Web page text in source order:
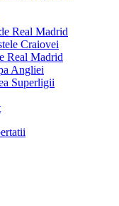
Real Madrid
Craiovei
Real Madrid
Angliei
Superligii